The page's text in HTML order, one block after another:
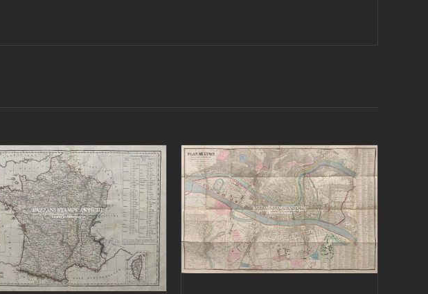
AGGIUNGI AL CARRELLO
/
DETTAGLI
AGGIUNGI AL CARRELLO
/
DETTAGLI